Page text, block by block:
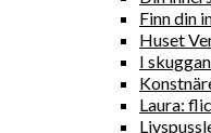
Finn din
Huset
I
Laura: